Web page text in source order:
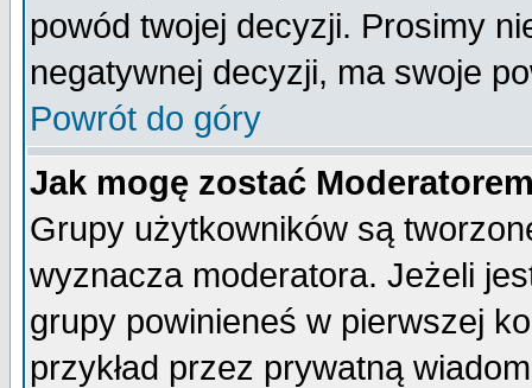
powód twojej decyzji. Prosimy
negatywnej decyzji, ma swoje
Powrót do góry
Jak mogę zostać
Grupy użytkowników są
wyznacza moderatora. Jeżeli
grupy powinieneś w pierwszej
przykład przez prywatną